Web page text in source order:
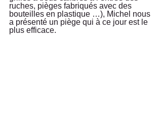
ruches, pièges fabriqués avec des
bouteilles en plastique …), Michel nous
a présenté un piège qui à ce jour est le
plus efficace.